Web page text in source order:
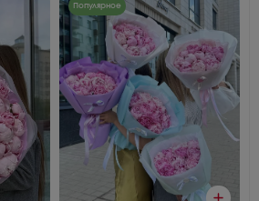
Популярное